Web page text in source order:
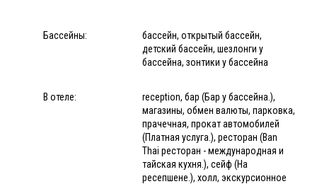
Бассейны:
бассейн, открытый бассейн,
детский бассейн, шезлонги у
бассейна, зонтики у бассейна
В отеле:
reception, бар (Бар у бассейна.),
магазины, обмен валюты, парковка,
прачечная, прокат автомобилей
(Платная услуга.), ресторан (Ban
Thai ресторан - международная и
тайская кухня.), сейф (На
ресепшене.), холл, экскурсионное